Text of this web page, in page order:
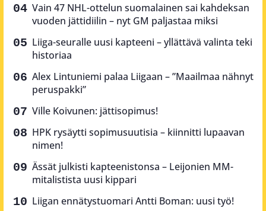
Vain 47 NHL-ottelun suomalainen sai kahdeksan
vuoden jättidiilin – nyt GM paljastaa miksi
Liiga-seuralle uusi kapteeni – yllättävä valinta teki
historiaa
Alex Lintuniemi palaa Liigaan – ”Maailmaa nähnyt
peruspakki”
Ville Koivunen: jättisopimus!
HPK rysäytti sopimusuutisia – kiinnitti lupaavan
nimen!
Ässät julkisti kapteenistonsa – Leijonien MM-
mitalistista uusi kippari
Liigan ennätystuomari Antti Boman: uusi työ!